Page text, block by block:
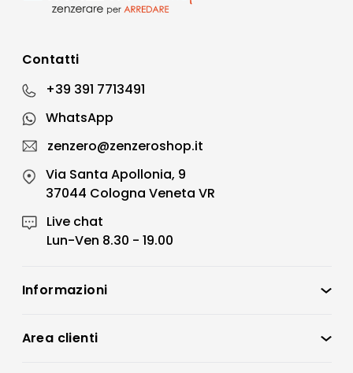
Contatti
+39 391 7713491
WhatsApp
zenzero@zenzeroshop.it
Via Santa Apollonia, 9
37044 Cologna Veneta VR
Live chat
Lun-Ven 8.30 - 19.00
Informazioni
Condizioni di vendita
Area clienti